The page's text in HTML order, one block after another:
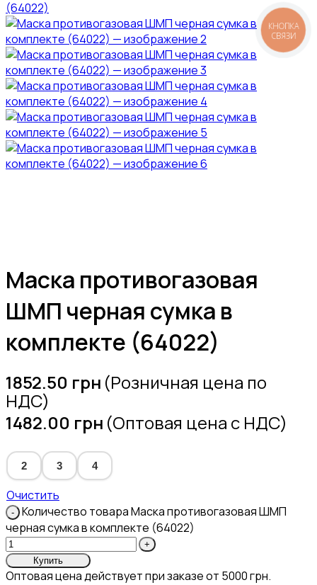
Маска противогазовая
ШМП черная сумка в
комплекте (64022)
1852.50 грн (Розничная цена по
НДС)
1482.00 грн (Оптовая цена с НДС)
2 3 4
Очистить
Количество товара Маска противогазовая ШМП
черная сумка в комплекте (64022)
Купить
Оптовая цена действует при заказе от 5000 грн.
КНОПКА
СВЯЗИ